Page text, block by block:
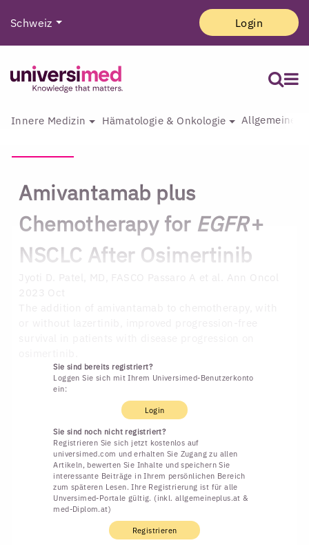
Schweiz Login
Innere Medizin Hämatologie & Onkologie Allgemeine
Amivantamab plus
Chemotherapy for EGFR+
NSCLC After Osimertinib
Jyoti D. Patel, MD, FASCO
Passaro A et al. Ann Oncol
Sie sind bereits registriert?
Loggen Sie sich mit Ihrem Universimed-Benutzerkonto
ein:
Login
Sie sind noch nicht registriert?
Registrieren Sie sich jetzt kostenlos auf
universimed.com und erhalten Sie Zugang zu allen
Artikeln, bewerten Sie Inhalte und speichern Sie
interessante Beiträge in Ihrem persönlichen Bereich
zum späteren Lesen. Ihre Registrierung ist für alle
Unversimed-Portale gültig. (inkl. allgemeineplus.at &
med-Diplom.at)
Registrieren